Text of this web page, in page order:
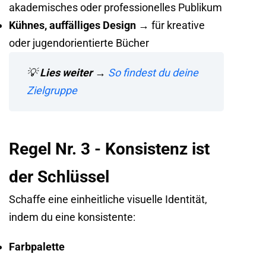
akademisches oder professionelles Publikum
Kühnes, auffälliges Design → für kreative
oder jugendorientierte Bücher
💡Lies weiter→ So findest du deine
Zielgruppe
Regel Nr. 3 - Konsistenz ist
der Schlüssel
Schaffe eine einheitliche visuelle Identität,
indem du eine konsistente:
Farbpalette